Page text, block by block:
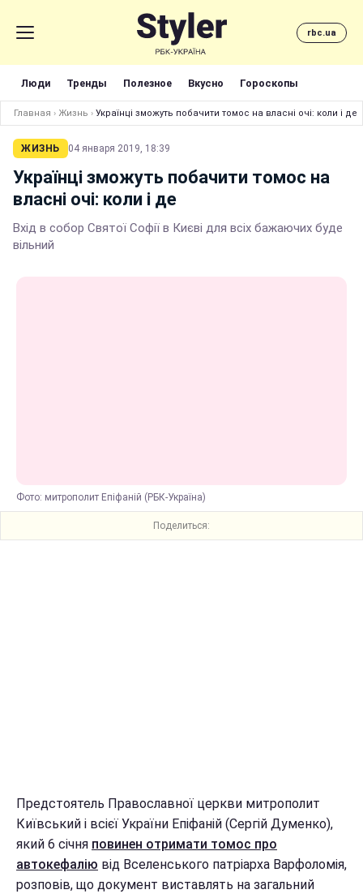
rbc.ua
Люди Тренды Полезное Вкусно Гороскопы
Главная › Жизнь › Українці зможуть побачити томос на власні очі: коли і де
ЖИЗНЬ 04 января 2019, 18:39
Українці зможуть побачити томос на
власні очі: коли і де
Вхід в собор Святої Софії в Києві для всіх бажаючих буде
вільний
Фото: митрополит Епіфаній (РБК-Україна)
Поделиться:
Предстоятель Православної церкви митрополит
Київський і всієї України Епіфаній (Сергій Думенко),
який 6 січня повинен отримати томос про
автокефалію від Вселенського патріарха Варфоломія,
розповів, що документ виставлять на загальний